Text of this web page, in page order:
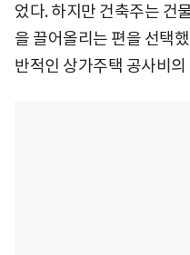
었다. 하지만 건축주는 건
을 끌어올리는 편을 선택
반적인 상가주택 공사비